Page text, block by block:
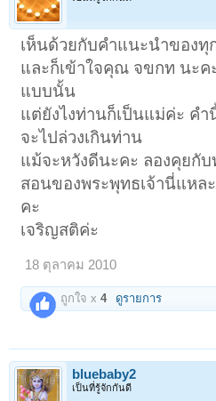
เห็นด้วยกับคำแนะนำของทุ
และก็เข้าใจคุณ จขกท นะค
แบบนั้น
แต่ยังไงท่านก็เป็นแม่ค่ะ คำ
จะไปล่วงเกินท่าน
แม้จะหวังดีนะคะ ลองคุยกับ
สอนของพระพุทธเจ้านี่แหล
คะ
เจริญสติค่ะ
18 ตุลาคม 2010
ถูกใจ x4 ดูรายการ
bluebaby2
เป็นที่รู้จักกันดี